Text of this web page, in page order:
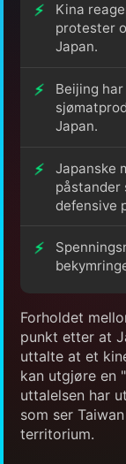
Kina
protester
Japan.
Beijing
Japan.
Japanske
påstander
defensive
Forholdet
punkt etter at
uttalte at et
kan utgjøre en
uttalelsen har
som ser
territorium.